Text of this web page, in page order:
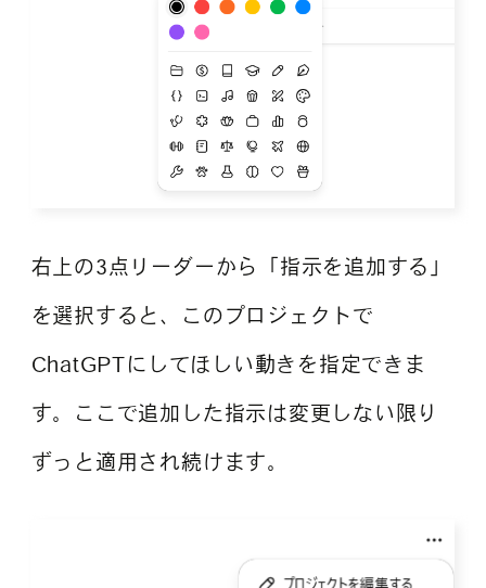
右上の3点リーダーから「指示を追加する」
を選択すると、このプロジェクトで
ChatGPTにしてほしい動きを指定できま
す。ここで追加した指示は変更しない限り
ずっと適用され続けます。